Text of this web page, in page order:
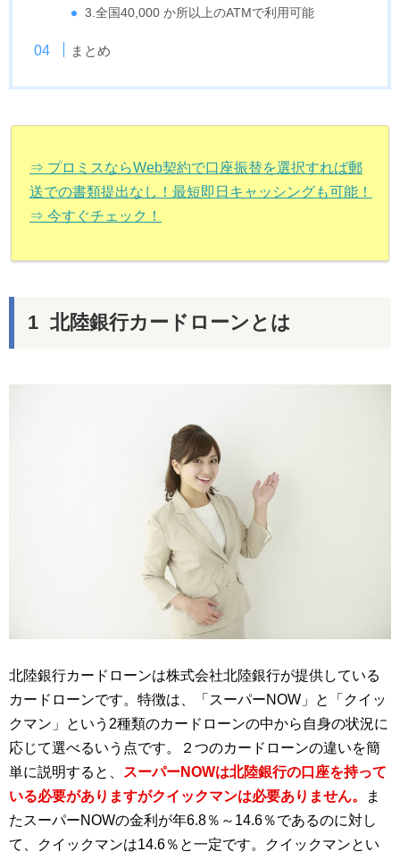
3.全国40,000 か所以上のATMで利用可能
まとめ
⇒ プロミスならWeb契約で口座振替を選択すれば郵
送での書類提出なし！最短即日キャッシングも可能！
⇒ 今すぐチェック！
北陸銀行カードローンとは
北陸銀行カードローンは株式会社北陸銀行が提供している
カードローンです。特徴は、「スーパーNOW」と「クイッ
クマン」という2種類のカードローンの中から自身の状況に
応じて選べるいう点です。２つのカードローンの違いを簡
単に説明すると、
スーパーNOWは北陸銀行の口座を持って
いる必要がありますがクイックマンは必要ありません。
ま
たスーパーNOWの金利が年6.8％～14.6％であるのに対し
て、クイックマンは14.6％と一定です。クイックマンとい